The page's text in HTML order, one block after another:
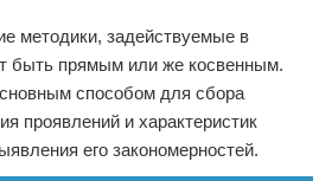
методики, задействуемые в
быть прямым или же косвенным.
способом для сбора
проявлений и характеристик
его закономерностей.